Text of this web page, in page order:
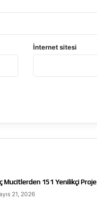
İnternet sitesi
Mucitlerden 151 Yenilikçi Proje
21, 2026